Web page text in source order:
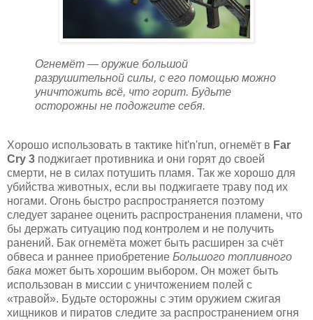
Огнемёт — оружие большой
разрушительной силы, с его помощью можно
уничтожить всё, что горит. Будьте
осторожны не подожгите себя.
Хорошо использовать в тактике hit'n'run, огнемёт в Far
Cry 3 поджигает противника и они горят до своей
смерти, не в силах потушить пламя. Так же хорошо для
убийства животных, если вы поджигаете траву под их
ногами. Огонь быстро распространяется поэтому
следует заранее оценить распространения пламени, что
бы держать ситуацию под контролем и не получить
ранений. Бак огнемёта может быть расширен за счёт
обвеса и раннее приобретение Большого топливного
бака может быть хорошим выбором. Он может быть
использован в миссии с уничтожением полей с
«травой». Будьте осторожны с этим оружием сжигая
хищников и пиратов следите за распространением огня